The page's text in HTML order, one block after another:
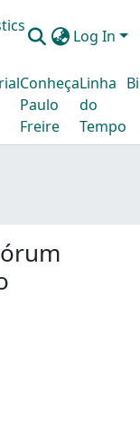
Log In
Conheça
Paulo
Freire
Linha
do
Tempo